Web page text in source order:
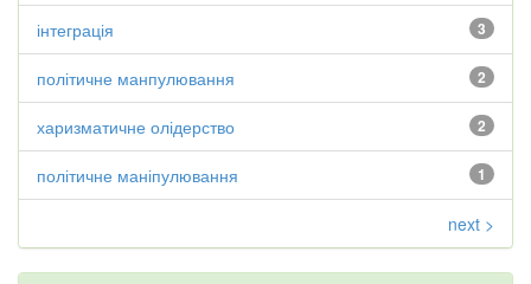
3
інтеграція
2
політичне манпулювання
2
харизматичне олідерство
1
політичне маніпулювання
next >